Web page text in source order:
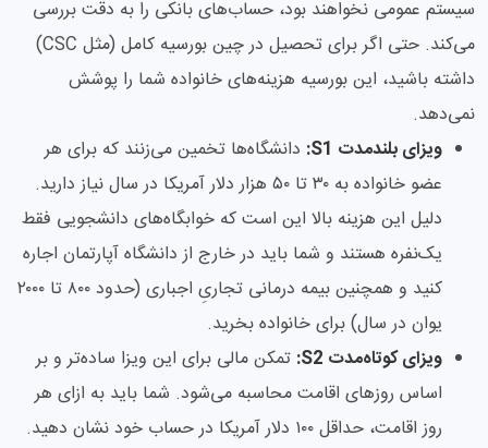
سیستم عمومی نخواهند بود، حساب‌های بانکی را به دقت بررسی
می‌کند. حتی اگر برای تحصیل در چین بورسیه کامل (مثل CSC)
داشته باشید، این بورسیه هزینه‌های خانواده شما را پوشش
نمی‌دهد.
ویزای بلندمدت S1:
دانشگاه‌ها تخمین می‌زنند که برای هر
عضو خانواده به ۳۰ تا ۵۰ هزار دلار آمریکا در سال نیاز دارید.
دلیل این هزینه بالا این است که خوابگاه‌های دانشجویی فقط
یک‌نفره هستند و شما باید در خارج از دانشگاه آپارتمان اجاره
کنید و همچنین بیمه درمانی تجاریِ اجباری (حدود ۸۰۰ تا ۲۰۰۰
یوان در سال) برای خانواده بخرید.
ویزای کوتاه‌مدت S2:
تمکن مالی برای این ویزا ساده‌تر و بر
اساس روزهای اقامت محاسبه می‌شود. شما باید به ازای هر
روز اقامت، حداقل ۱۰۰ دلار آمریکا در حساب خود نشان دهید.